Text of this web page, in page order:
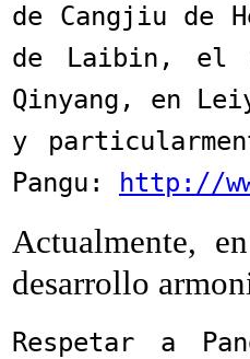
de Cangjiu de
de Laibin, el
Qinyang, en
y
Pangu:
http://
Actualmente,
desarrollo
Respetar a